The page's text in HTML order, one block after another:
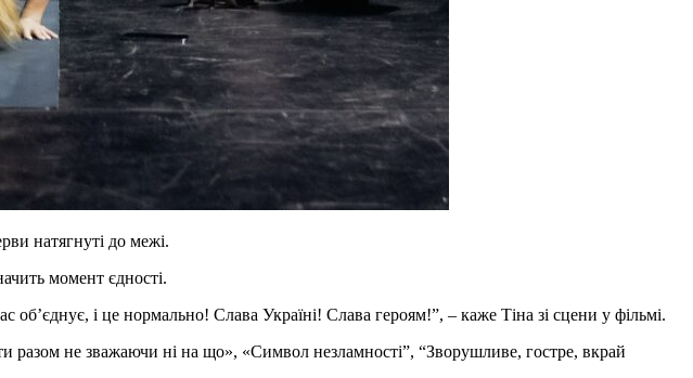
натягнуті до межі.
момент єдності.
і це нормально! Слава Україні! Слава героям!”, – каже Тіна зі сцени у фільмі.
разом не зважаючи ні на що», «Символ незламності”, “Зворушливе, гостре, вкрай